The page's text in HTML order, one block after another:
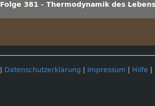
Folge 381 - Thermodynamik des Lebens
Datenschutzerklärung Impressum Hilfe